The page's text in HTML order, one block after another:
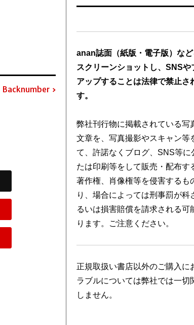
Backnumber
anan誌面（紙版・電子版）など
スクリーンショットし、SNSや
アップすることは法律で禁止さ
す。
弊社刊行物に掲載されている写
文章を、写真撮影やスキャン等
て、許諾なくブログ、SNS等に
たは印刷等をして販売・配布す
著作権、肖像権等を侵害するも
り、場合によっては刑事罰が科
るいは損害賠償を請求される可
ります。ご注意ください。
正規取扱い書店以外のご購入に
ラブルについては弊社では一切
しません。